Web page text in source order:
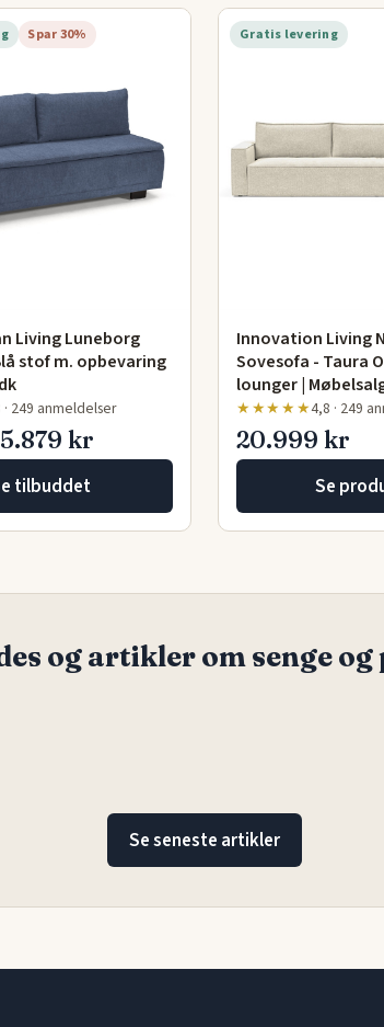
Spar 30%
Living Luneborg
stof m. opbevaring
· 249 anmeldelser
5.879 kr
tilbuddet
Gratis levering
Innovation Living
Sovesofa - Taura
lounger |
★★★★★4,8 · 249
20.999 kr
Se
og artikler om senge
Se seneste artikler